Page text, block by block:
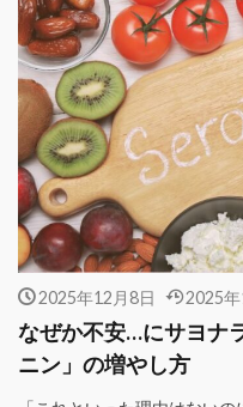
2025年12月8日 2025
なぜか不安…にサヨナ
ニン」の増やし方